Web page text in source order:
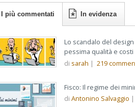
I più commentati In evidenza
Lo scandalo del
pessima qualità e
di sarah | 219
Fisco: Il regime dei
di Antonino Salvaggio |